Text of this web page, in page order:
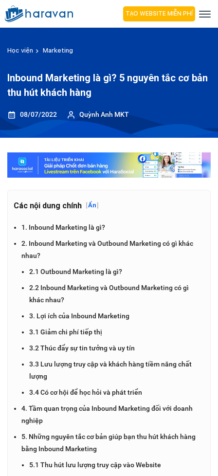
TẠO WEBSITE MIỄN PHÍ
Học viện Marketing
Inbound Marketing là gì? 5 nguyên tắc cơ bản
thu hút khách hàng
08/07/2022 Quỳnh Anh MKT
Các nội dung chính [Ẩn]
1. Inbound Marketing là gì?
2. Inbound Marketing và Outbound Marketing có gì khác
nhau?
2.1 Outbound Marketing là gì?
2.2 Inbound Marketing và Outbound Marketing có gì
khác nhau?
3. Lợi ích của Inbound Marketing
3.1 Giảm chi phí tiếp thị
3.2 Thúc đẩy sự tin tưởng và uy tín
3.3 Lưu lượng truy cập và khách hàng tiềm năng chất
lượng
3.4 Có cơ hội để học hỏi và phát triển
4. Tầm quan trọng của Inbound Marketing đối với doanh
nghiệp
5. Những nguyên tắc cơ bản giúp bạn thu hút khách hàng
bằng Inbound Marketing
5.1 Thu hút lưu lượng truy cập vào Website